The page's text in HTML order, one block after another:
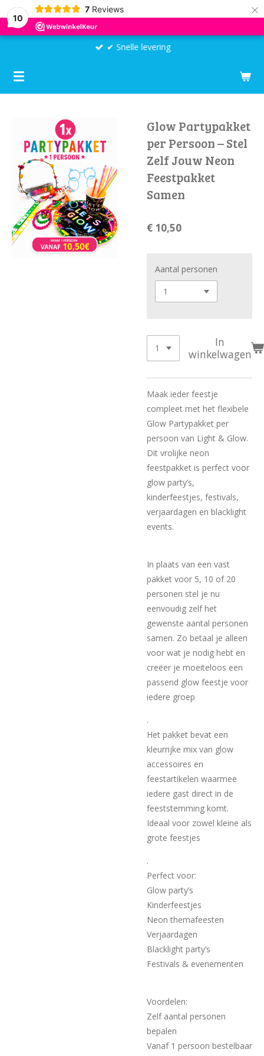
10
7 Reviews ×
✔ Snelle levering
Glow Partypakket
per Persoon – Stel
Zelf Jouw Neon
Feestpakket
Samen
€ 10,50
Aantal personen
In
winkelwagen
Maak ieder feestje
compleet met het flexibele
Glow Partypakket per
persoon van Light & Glow.
Dit vrolijke neon
feestpakket is perfect voor
glow party’s,
kinderfeestjes, festivals,
verjaardagen en blacklight
events.
In plaats van een vast
pakket voor 5, 10 of 20
personen stel je nu
eenvoudig zelf het
gewenste aantal personen
samen. Zo betaal je alleen
voor wat je nodig hebt en
creëer je moeiteloos een
passend glow feestje voor
iedere groep
.
Het pakket bevat een
kleurrijke mix van glow
accessoires en
feestartikelen waarmee
iedere gast direct in de
feeststemming komt.
Ideaal voor zowel kleine als
grote feestjes
.
Perfect voor:
Glow party’s
Kinderfeestjes
Neon themafeesten
Verjaardagen
Blacklight party’s
Festivals & evenementen
Voordelen:
Zelf aantal personen
bepalen
Vanaf 1 persoon bestelbaar